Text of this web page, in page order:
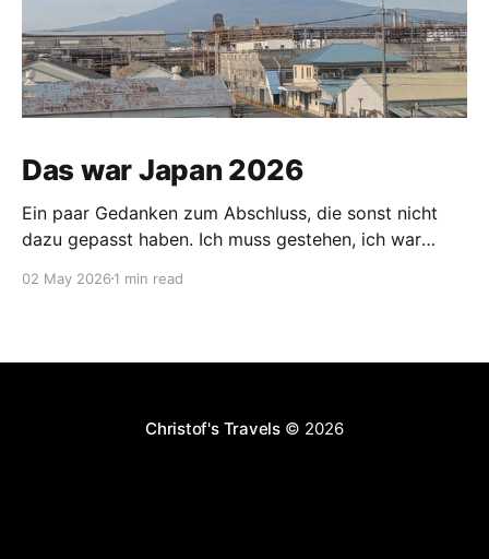
Das war Japan 2026
Ein paar Gedanken zum Abschluss, die sonst nicht
dazu gepasst haben. Ich muss gestehen, ich war
wurde am 30.04. vom Hotel abgeholt und sollte mich
02 May 2026 1 min read
Christof's Travels© 2026